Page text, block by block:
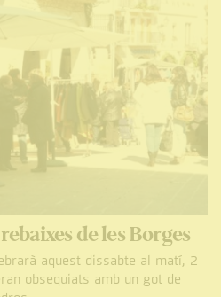
de les Borges
aquest dissabte al matí, 2
obsequiats amb un got de